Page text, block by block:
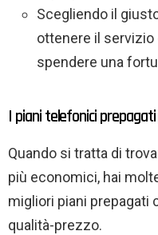
Scegliendo il
ottenere il servizio
spendere una
I piani telefonici
Quando si tratta di
più economici, hai
migliori piani prepagati
qualità-prezzo.